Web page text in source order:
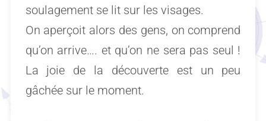
soulagement se lit sur les visages.
On aperçoit alors des gens, on comprend
qu’on arrive…. et qu’on ne sera pas seul !
La joie de la découverte est un peu
gâchée sur le moment.